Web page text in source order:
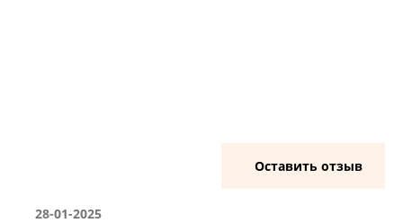
Оставить отзыв
28-01-2025